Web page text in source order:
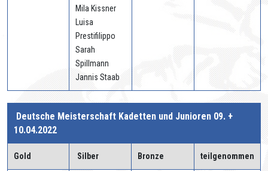
Mila Kissner
Luisa
Prestifilippo
Sarah
Spillmann
Jannis Staab
Deutsche Meisterschaft Kadetten und Junioren 09. +
10.04.2022
Gold Silber Bronze teilgenommen